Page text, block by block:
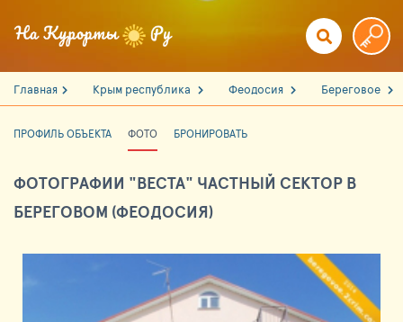
Главная Крым республика Феодосия Береговое
ПРОФИЛЬ ОБЪЕКТА ФОТО БРОНИРОВАТЬ
ФОТОГРАФИИ "ВЕСТА" ЧАСТНЫЙ СЕКТОР В
БЕРЕГОВОМ (ФЕОДОСИЯ)